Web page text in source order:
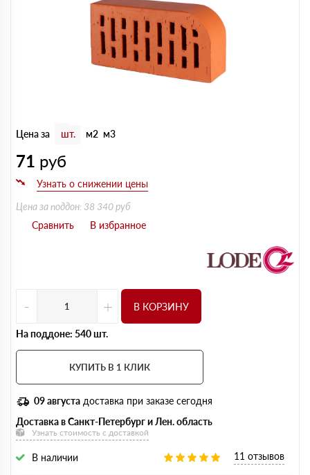
Цена за шт. м2 м3
71 руб
Цена за поддон: 38 340 руб
- + В КОРЗИНУ
На поддоне: 540 шт.
КУПИТЬ В 1 КЛИК
09 августа доставка при заказе сегодня
Доставка в Санкт-Петербург и Лен. область
Узнать стоимость с доставкой
В наличии 11 отзывов